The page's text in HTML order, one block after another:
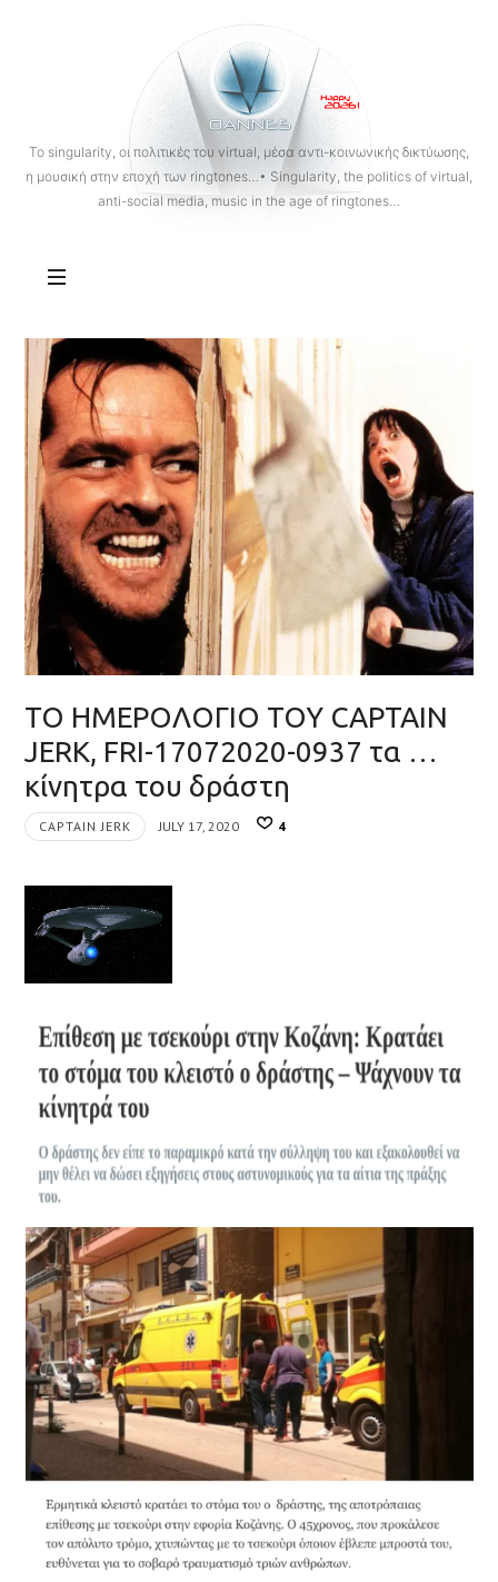
OANNES
To singularity, οι πολιτικές του virtual, μέσα αντι-κοινωνικής δικτύωσης,
η μουσική στην εποχή των ringtones…• Singularity, the politics of virtual,
anti-social media, music in the age of ringtones…
ΤΟ ΗΜΕΡΟΛΟΓΙΟ ΤΟΥ CAPTAIN
JERK, FRI-17072020-0937 τα …
κίνητρα του δράστη
CAPTAIN JERK JULY 17, 2020 4